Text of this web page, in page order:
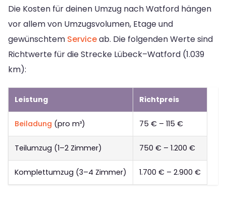
Die Kosten für deinen Umzug nach Watford hängen
vor allem von Umzugsvolumen, Etage und
gewünschtem Serviceab. Die folgenden Werte sind
Richtwerte für die Strecke Lübeck–Watford (1.039
km):
Leistung Richtpreis
Beiladung (pro m³) 75 € – 115 €
Teilumzug (1–2 Zimmer) 750 € – 1.200 €
Komplettumzug (3–4 Zimmer) 1.700 € – 2.900 €